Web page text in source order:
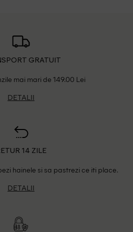
GRATUIT
mai mari de 149.00 Lei
DETALII
14 ZILE
hainele si sa pastrezi ce iti place.
DETALII